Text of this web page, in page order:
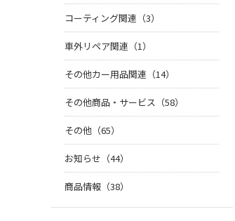
コーティング関連（3）
車外リペア関連（1）
その他カー用品関連（14）
その他商品・サービス（58）
その他（65）
お知らせ（44）
商品情報（38）